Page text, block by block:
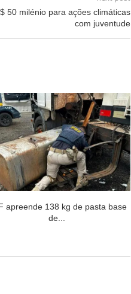
50 milénio para ações climáticas
com juventude
apreende 138 kg de pasta base
de...